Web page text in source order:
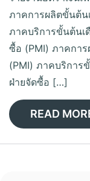
ภาคการผลิตขั้นต้น
ภาคบริการขั้นต้นเ
ซื้อ (PMI) ภาคกา
(PMI) ภาคบริการ
ฝ่ายจัดซื้อ […]
READ